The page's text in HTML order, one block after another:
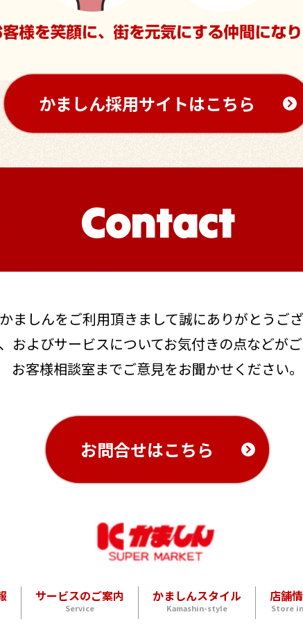
かましん採用サイトはこちら
Contact
ましんをご利用頂きまして誠にありがとうござ
およびサービスについてお気付きの点などが
お客様相談室までご意見をお聞かせください。
お問合せはこちら
サービスのご案内
Service
かましんスタイル
Kamashin-style
店舗
Store